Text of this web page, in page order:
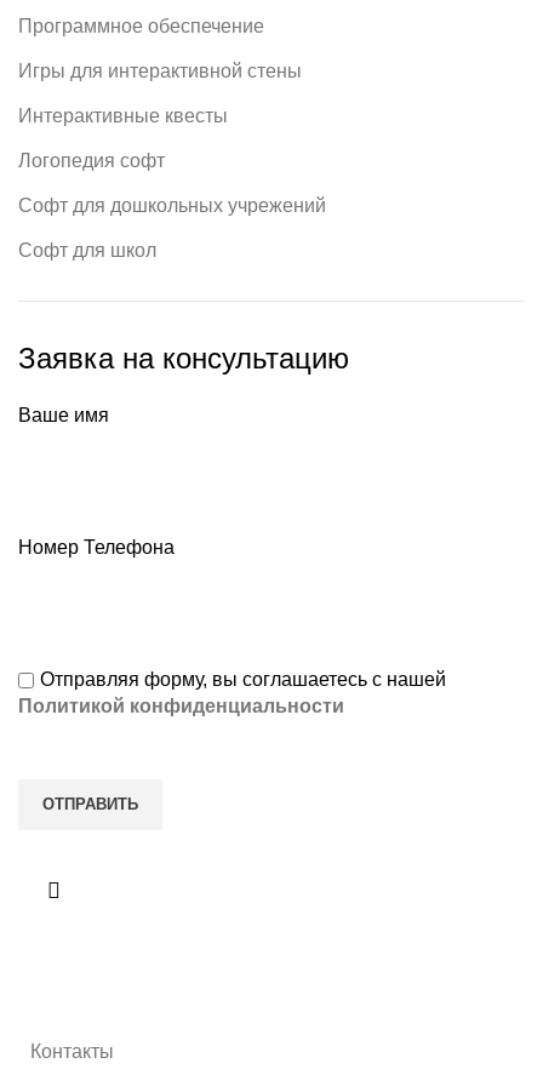
Программное обеспечение
Игры для интерактивной стены
Интерактивные квесты
Логопедия софт
Софт для дошкольных учрежений
Софт для школ
Заявка на консультацию
Ваше имя
Номер Телефона
Отправляя форму, вы соглашаетесь с нашей
Политикой конфиденциальности
Контакты